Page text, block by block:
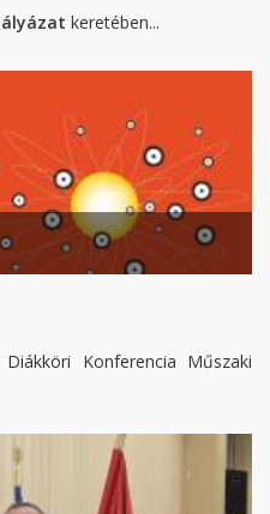
keretében...
Konferencia Műszaki